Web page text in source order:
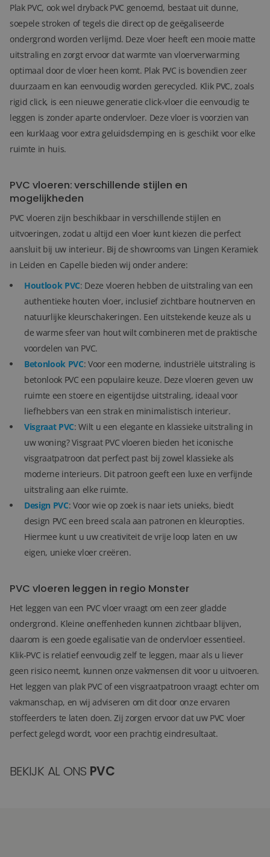
Plak PVC, ook wel dryback PVC genoemd, bestaat uit dunne,
soepele stroken of tegels die direct op de geëgaliseerde
ondergrond worden verlijmd. Deze vloer heeft een mooie matte
uitstraling en zorgt ervoor dat warmte van vloerverwarming
optimaal door de vloer heen komt. Plak PVC is bovendien zeer
duurzaam en kan eenvoudig worden gerecycled. Klik PVC, zoals
rigid click, is een nieuwe generatie click-vloer die eenvoudig te
leggen is zonder aparte ondervloer. Deze vloer is voorzien van
een kurklaag voor extra geluidsdemping en is geschikt voor elke
ruimte in huis.
PVC vloeren: verschillende stijlen en
mogelijkheden
PVC vloeren zijn beschikbaar in verschillende stijlen en
uitvoeringen, zodat u altijd een vloer kunt kiezen die perfect
aansluit bij uw interieur. Bij de showrooms van Lingen Keramiek
in Leiden en Capelle bieden wij onder andere:
Houtlook PVC: Deze vloeren hebben de uitstraling van een
authentieke houten vloer, inclusief zichtbare houtnerven en
natuurlijke kleurschakeringen. Een uitstekende keuze als u
de warme sfeer van hout wilt combineren met de praktische
voordelen van PVC.
Betonlook PVC: Voor een moderne, industriële uitstraling is
betonlook PVC een populaire keuze. Deze vloeren geven uw
ruimte een stoere en eigentijdse uitstraling, ideaal voor
liefhebbers van een strak en minimalistisch interieur.
Visgraat PVC: Wilt u een elegante en klassieke uitstraling in
uw woning? Visgraat PVC vloeren bieden het iconische
visgraatpatroon dat perfect past bij zowel klassieke als
moderne interieurs. Dit patroon geeft een luxe en verfijnde
uitstraling aan elke ruimte.
Design PVC: Voor wie op zoek is naar iets unieks, biedt
design PVC een breed scala aan patronen en kleuropties.
Hiermee kunt u uw creativiteit de vrije loop laten en uw
eigen, unieke vloer creëren.
PVC vloeren leggen in regio Monster
Het leggen van een PVC vloer vraagt om een zeer gladde
ondergrond. Kleine oneffenheden kunnen zichtbaar blijven,
daarom is een goede egalisatie van de ondervloer essentieel.
Klik-PVC is relatief eenvoudig zelf te leggen, maar als u liever
geen risico neemt, kunnen onze vakmensen dit voor u uitvoeren.
Het leggen van plak PVC of een visgraatpatroon vraagt echter om
vakmanschap, en wij adviseren om dit door onze ervaren
stoffeerders te laten doen. Zij zorgen ervoor dat uw PVC vloer
perfect gelegd wordt, voor een prachtig eindresultaat.
BEKIJK AL ONS PVC